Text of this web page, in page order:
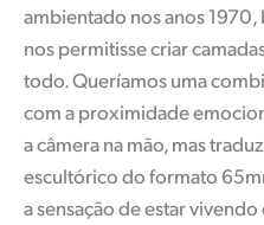
Sweden
Chinese Taipei
Turkey
ambientado nos anos
nos permitisse criar
todo. Queríamos uma
com a proximidade
a câmera na mão, mas
escultórico do formato
a sensação de estar